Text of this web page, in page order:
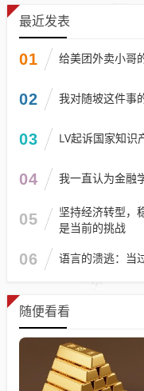
最近发表
01 给美团外卖小哥
02 我对随坡这件事
03 LV起诉国家知识
04 我一直认为金融
05
坚持经济转型，
是当前的挑战
06 语言的溃逃：当
随便看看